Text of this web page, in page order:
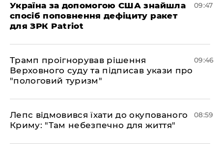
Україна за допомогою США знайшла
спосіб поповнення дефіциту ракет
для ЗРК Patriot
09:47
Трамп проігнорував рішення
Верховного суду та підписав укази про
"пологовий туризм"
09:46
Лепс відмовився їхати до окупованого
Криму: "Там небезпечно для життя"
08:59